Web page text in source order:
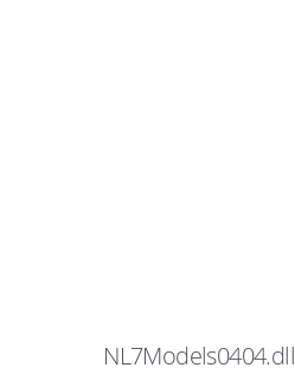
NL7Models0404.dll